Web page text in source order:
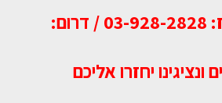
התקשרו – מרכז: 03-928-2828 / דרום:
יחזרו אליכם